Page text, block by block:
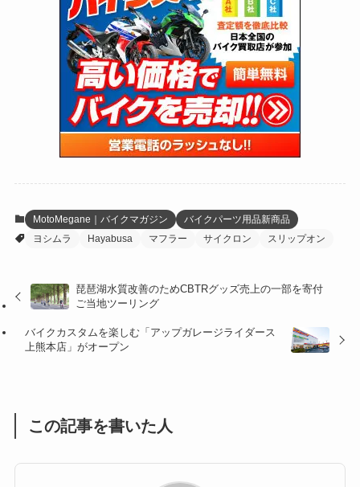
(5)
(12)
(64)
(109)
(24)
(47)
(15)
(5)
(4)
(6)
(17)
(5)
(27)
(38)
(131)
(85)
(21)
(61)
(171)
(98)
(13)
(60)
(274)
(171)
(38)
(47)
(59)
(41)
(47)
(1)
(255)
(204)
(33)
(34)
(35)
(41)
(16) (13)
(19)
(12)
(16)
(4)
(16)
MotoMegane｜バイクマガジン
バイクパーツ用品新商品
ヨシムラ
Hayabusa マフラー サイクロン スリップオン
琵琶湖水質改善のためCBTRグッズ売上の一部を寄付
ご当地ツーリング
バイクカスタムを楽しむ「アップガレージライダース
上熊本店」がオープン
この記事を書いた人